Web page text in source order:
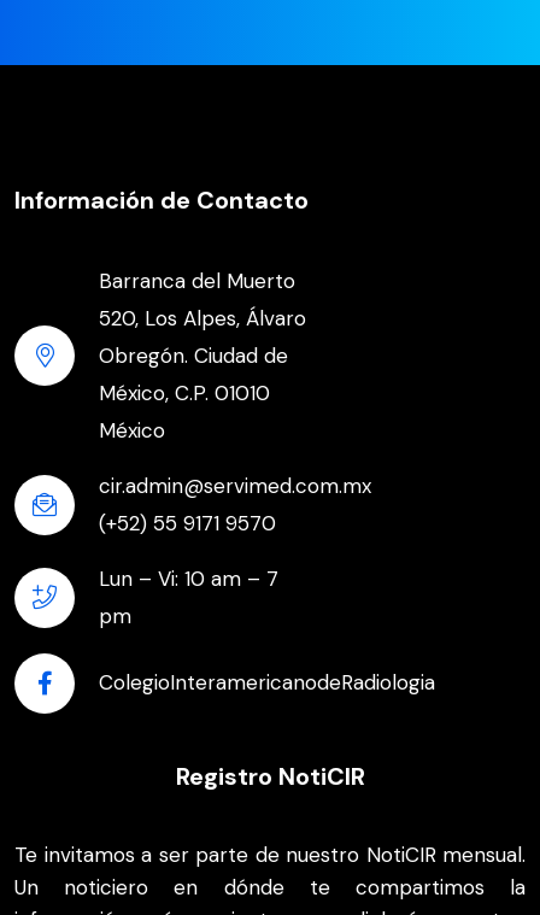
Información de Contacto
Barranca del Muerto
520, Los Alpes, Álvaro
Obregón. Ciudad de
México, C.P. 01010
México
cir.admin@servimed.com.mx
(+52) 55 9171 9570
Lun – Vi: 10 am – 7
pm
ColegioInteramericanodeRadiologia
Registro NotiCIR
Te invitamos a ser parte de nuestro NotiCIR mensual.
Un noticiero en dónde te compartimos la